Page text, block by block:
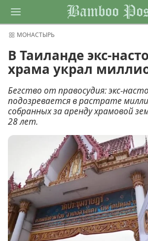
Bamboo
МОНАСТЫРЬ
В Таиланде экс-
храма украл
Бегство от правосудия: экс-
подозревается в растрате
собранных за аренду храмовой
28 лет.